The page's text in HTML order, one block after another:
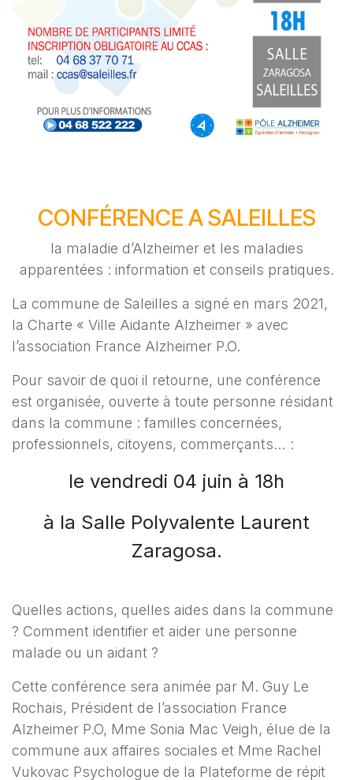
CONFÉRENCE A SALEILLES
la maladie d’Alzheimer et les maladies
apparentées : information et conseils pratiques.
La commune de Saleilles a signé en mars 2021,
la Charte « Ville Aidante Alzheimer » avec
l’association France Alzheimer P.O.
Pour savoir de quoi il retourne, une conférence
est organisée, ouverte à toute personne résidant
dans la commune : familles concernées,
professionnels, citoyens, commerçants… :
le vendredi 04 juin à 18h
à la Salle Polyvalente Laurent
Zaragosa.
Quelles actions, quelles aides dans la commune
? Comment identifier et aider une personne
malade ou un aidant ?
Cette conférence sera animée par M. Guy Le
Rochais, Président de l’association France
Alzheimer P.O, Mme Sonia Mac Veigh, élue de la
commune aux affaires sociales et Mme Rachel
Vukovac Psychologue de la Plateforme de répit